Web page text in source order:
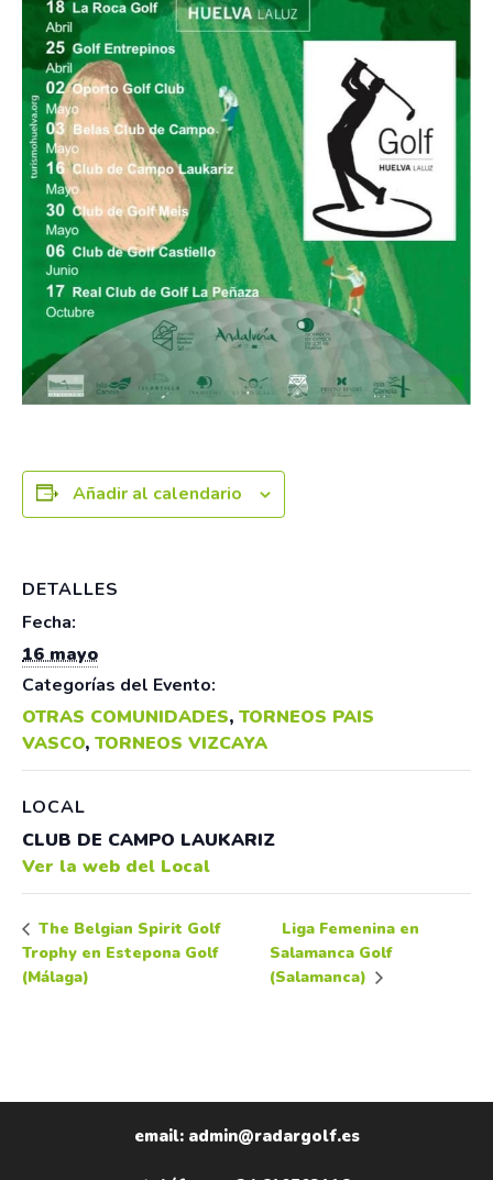
Añadir al calendario
DETALLES
Fecha:
16 mayo
Categorías del Evento:
OTRAS COMUNIDADES, TORNEOS PAIS
VASCO, TORNEOS VIZCAYA
LOCAL
CLUB DE CAMPO LAUKARIZ
Ver la web del Local
The Belgian Spirit Golf
Trophy en Estepona Golf
(Málaga)
Liga Femenina en
Salamanca Golf
(Salamanca)
email: admin@radargolf.es